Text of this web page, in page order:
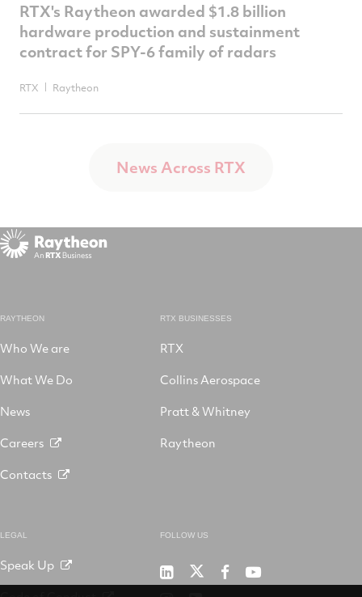
RTX's Raytheon awarded $1.8 billion
hardware production and sustainment
contract for SPY-6 family of radars
RTX Raytheon
News Across RTX
RAYTHEON
Who We are
What We Do
News
Careers
Contacts
RTX BUSINESSES
RTX
Collins Aerospace
Pratt & Whitney
Raytheon
LEGAL
Speak Up
FOLLOW US
Raytheon
on
RTX
on
RTX
on
RTX
on